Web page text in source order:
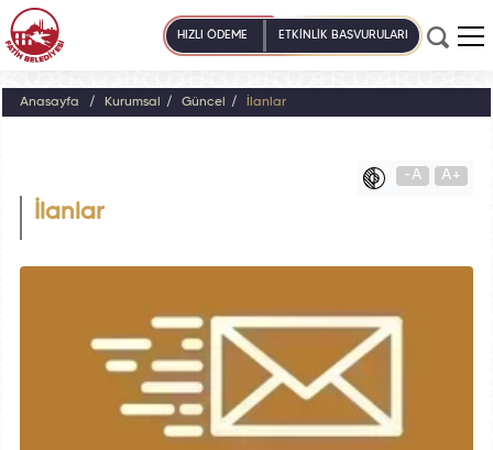
HIZLI ÖDEME ETKİNLİK BAŞVURULARI
Anasayfa Kurumsal Güncel İlanlar
-A A+
İlanlar